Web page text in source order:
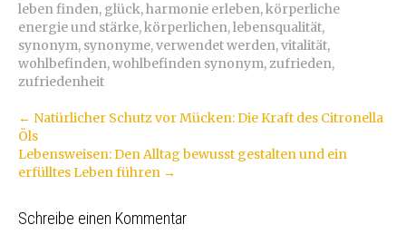
leben finden, glück,harmonie erleben,körperliche
energie und stärke,körperlichen,lebensqualität,
synonym, synonyme,verwendet werden,vitalität,
wohlbefinden,wohlbefinden synonym,zufrieden,
zufriedenheit
Artikel-
Navigation
← Natürlicher Schutz vor Mücken: Die Kraft des Citronella
Öls
Lebensweisen: Den Alltag bewusst gestalten und ein
erfülltes Leben führen →
Schreibe einen Kommentar